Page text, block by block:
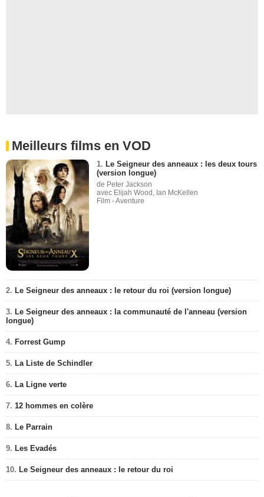
Meilleurs films en VOD
1. Le Seigneur des anneaux : les deux tours
(version longue)
de Peter Jackson
avec Elijah Wood, Ian McKellen
Film - Aventure
2. Le Seigneur des anneaux : le retour du roi (version longue)
3. Le Seigneur des anneaux : la communauté de l'anneau (version
longue)
4. Forrest Gump
5. La Liste de Schindler
6. La Ligne verte
7. 12 hommes en colère
8. Le Parrain
9. Les Evadés
10. Le Seigneur des anneaux : le retour du roi